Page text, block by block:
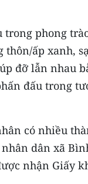
trong phong
thôn/ấp xanh,
đỡ lẫn nhau
đấu trong
có nhiều
dân xã
nhận Giấy